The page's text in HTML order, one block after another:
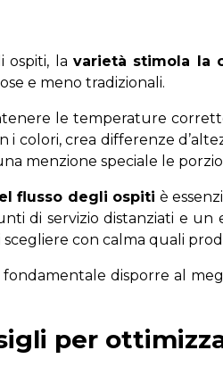
ospiti, lavarietà stimola la
e meno tradizionali.
le temperature
i colori, crea differenze
menzione speciale le
flusso degli ospiti è
di servizio distanziati e
con calma quali
disporre al
per